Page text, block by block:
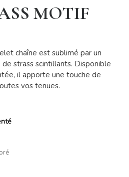
MOTIF
chaîne est sublimé par un
strass scintillants. Disponible
il apporte une touche de
vos tenues.